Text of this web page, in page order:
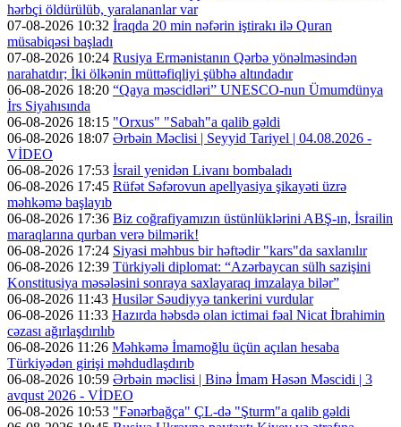
hərbçi öldürülüb, yaralananlar var
07-08-2026 10:32 İraqda 20 min nəfərin iştirakı ilə Quran
müsabiqəsi başladı
07-08-2026 10:24 Rusiya Ermənistanın Qərbə yönəlməsindən
narahatdır; İki ölkənin müttəfiqliyi şübhə altındadır
06-08-2026 18:20 “Qaya məscidləri” UNESCO-nun Ümumdünya
İrs Siyahısında
06-08-2026 18:15 "Orxus" "Sabah"a qalib gəldi
06-08-2026 18:07 Ərbəin Məclisi | Seyyid Tariyel | 04.08.2026 -
VİDEO
06-08-2026 17:53 İsrail yenidən Livanı bombaladı
06-08-2026 17:45 Rüfət Səfərovun apellyasiya şikayəti üzrə
məhkəmə başlayıb
06-08-2026 17:36 Biz coğrafiyamızın üstünlüklərini ABŞ-ın, İsrailin
maraqlarına qurban verə bilmərik!
06-08-2026 17:24 Siyasi məhbus bir həftədir "kars"da saxlanılır
06-08-2026 12:39 Türkiyəli diplomat: “Azərbaycan sülh sazişini
Konstitusiya məsələsini sonraya saxlayaraq imzalaya bilər”
06-08-2026 11:43 Husilər Səudiyyə tankerini vurdular
06-08-2026 11:33 Hazırda həbsdə olan ictimai fəal Nicat İbrahimin
cəzası ağırlaşdırılıb
06-08-2026 11:26 Məhkəmə İmamoğlu üçün açılan hesaba
Türkiyədən girişi məhdudlaşdırıb
06-08-2026 10:59 Ərbəin məclisi | Binə İmam Həsən Məscidi | 3
avqust 2026 - VİDEO
06-08-2026 10:53 "Fənərbağça" ÇL-də "Şturm"a qalib gəldi